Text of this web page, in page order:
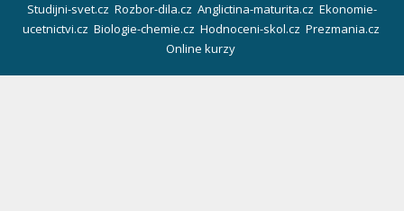
Studijni-svet.cz Rozbor-dila.cz Anglictina-maturita.cz Ekonomie-
ucetnictvi.cz Biologie-chemie.cz Hodnoceni-skol.cz Prezmania.cz
Online kurzy